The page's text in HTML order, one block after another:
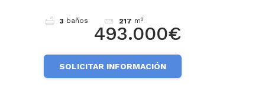
3 baños 217 m²
493.000€
SOLICITAR INFORMACIÓN